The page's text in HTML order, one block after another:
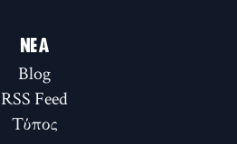
ΝΈΑ
Blog
RSS Feed
Τύπος